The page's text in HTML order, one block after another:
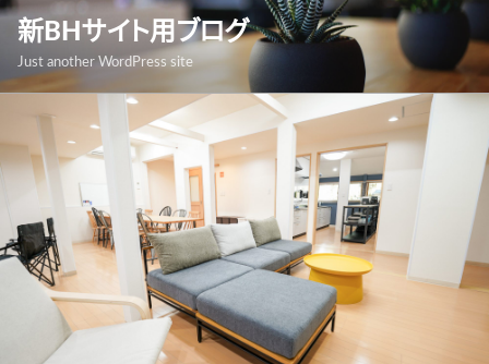
跳
內
新BHサイト用ブログ
Just another WordPress site